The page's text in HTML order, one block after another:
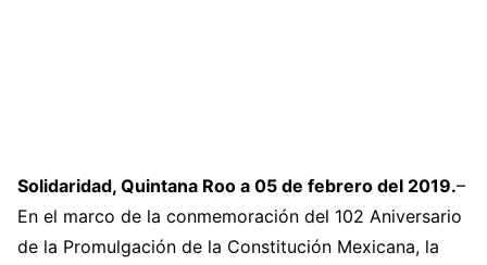
Solidaridad, Quintana Roo a 05 de febrero del 2019.–
En el marco de la conmemoración del 102 Aniversario
de la Promulgación de la Constitución Mexicana, la